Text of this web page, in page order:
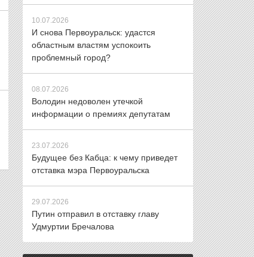
10.07.2026
И снова Первоуральск: удастся
областным властям успокоить
проблемный город?
08.07.2026
Володин недоволен утечкой
информации о премиях депутатам
23.07.2026
Будущее без Кабца: к чему приведет
отставка мэра Первоуральска
29.07.2026
Путин отправил в отставку главу
Удмуртии Бречалова